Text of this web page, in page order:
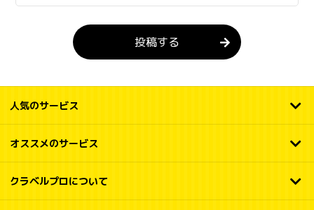
投稿する
人気のサービス
オススメのサービス
クラベルプロについて